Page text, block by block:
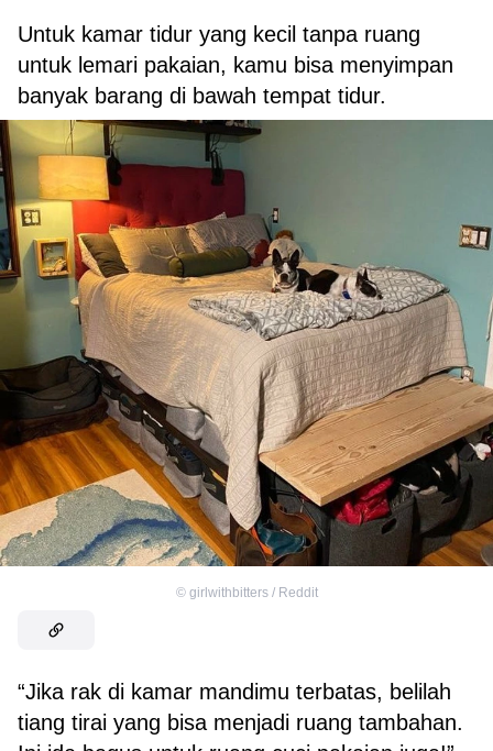
Untuk kamar tidur yang kecil tanpa ruang
untuk lemari pakaian, kamu bisa menyimpan
banyak barang di bawah tempat tidur.
© girlwithbitters / Reddit
“Jika rak di kamar mandimu terbatas, belilah
tiang tirai yang bisa menjadi ruang tambahan.